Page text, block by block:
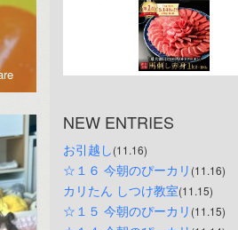
NEW ENTRIES
お引越し(11.16)
☆１６ 今朝のぴーカリ (11.16)
カリたん しつけ教室(11.15)
☆１５ 今朝のぴーカリ (11.15)